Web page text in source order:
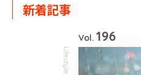
新着記事
Lifestyle
Vol. 196